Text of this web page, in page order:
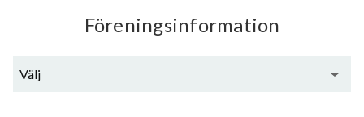
Föreningsinformation
Välj